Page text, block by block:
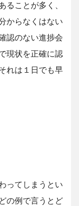
ることが多く、
からなくはない
認のない進捗会
現状を正確に認
れは１日でも早
ってしまうとい
の例で言うとど